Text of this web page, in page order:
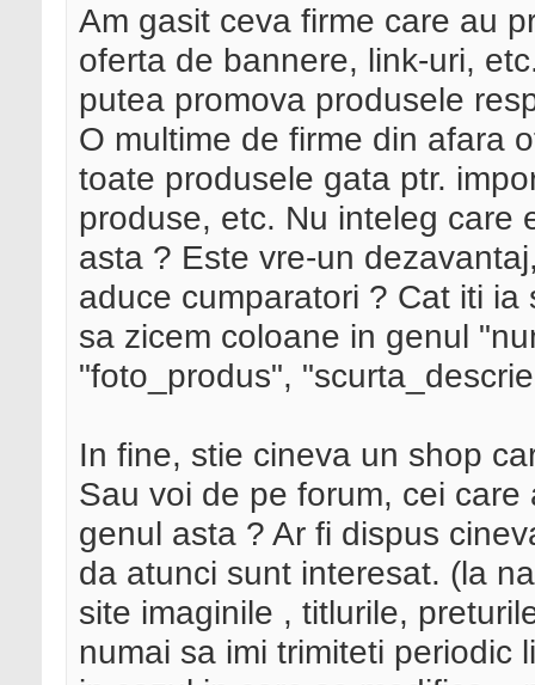
Am gasit ceva firme care au
oferta de bannere, link-uri,
putea promova produsele
O multime de firme din afara
toate produsele gata ptr.
produse, etc. Nu inteleg care
asta ? Este vre-un
aduce cumparatori ? Cat iti
sa zicem coloane in genul
"foto_produs",
In fine, stie cineva un shop
Sau voi de pe forum, cei
genul asta ? Ar fi dispus
da atunci sunt interesat. (la
site imaginile , titlurile,
numai sa imi trimiteti periodic